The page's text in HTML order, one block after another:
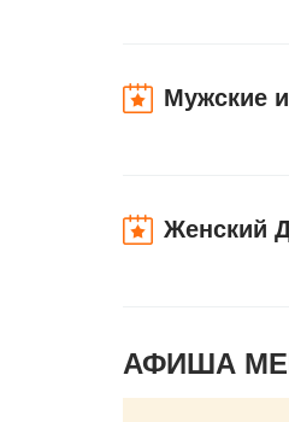
Мужские
Женский
АФИША